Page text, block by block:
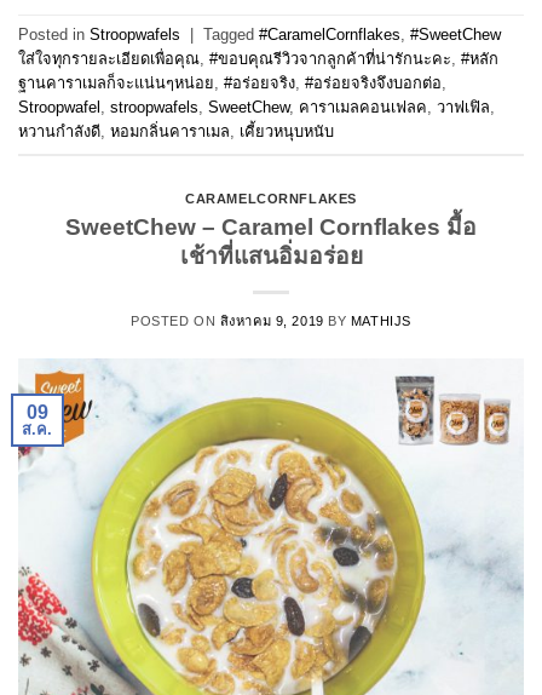
Posted in Stroopwafels Tagged #CaramelCornflakes, #SweetChew
ใส่ใจทุกรายละเอียดเพื่อคุณ, #ขอบคุณรีวิวจากลูกค้าที่น่ารักนะคะ, #หลัก
ฐานคาราเมลก็จะแน่นๆหน่อย, #อร่อยจริง, #อร่อยจริงจึงบอกต่อ,
Stroopwafel , stroopwafels, SweetChew, คาราเมลคอนเฟลค, วาฟเฟิล,
หวานกำลังดี, หอมกลิ่นคาราเมล, เคี้ยวหนุบหนับ
CARAMELCORNFLAKES
SweetChew – Caramel Cornflakes มื้อ
เช้าที่แสนอิ่มอร่อย
POSTED ON สิงหาคม 9, 2019 BY MATHIJS
09
ส.ค.